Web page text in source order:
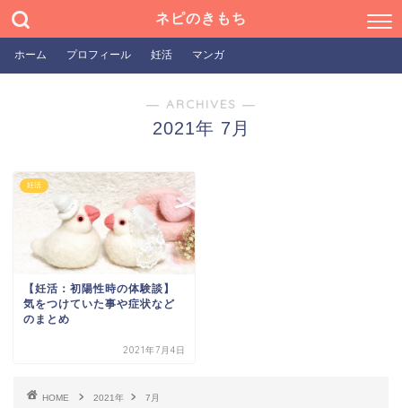
ネピのきもち
ホーム プロフィール 妊活 マンガ
― ARCHIVES ―
2021年 7月
妊活
【妊活：初陽性時の体験談】
気をつけていた事や症状など
のまとめ
2021年7月4日
HOME 2021年 7月